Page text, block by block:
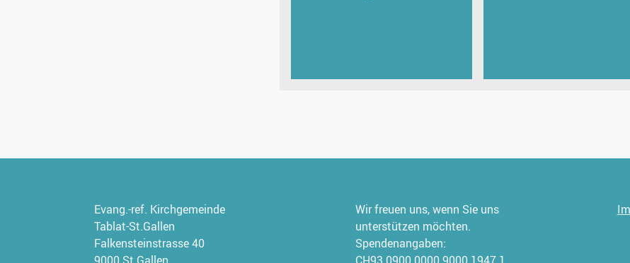
Evang.-ref. Kirchgemeinde
Tablat-St.Gallen
Falkensteinstrasse 40
Wir freuen uns, wenn Sie uns
unterstützen möchten.
Spendenangaben: